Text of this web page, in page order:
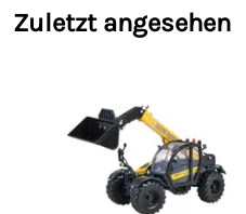
Zuletzt angesehen